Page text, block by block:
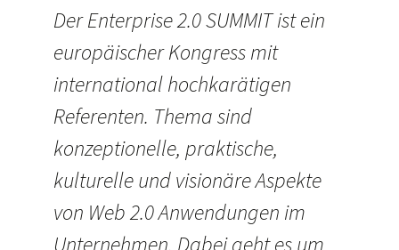
Der Enterprise 2.0 SUMMIT ist ein
europäischer Kongress mit
international hochkarätigen
Referenten. Thema sind
konzeptionelle, praktische,
kulturelle und visionäre Aspekte
von Web 2.0 Anwendungen im
Unternehmen. Dabei geht es um